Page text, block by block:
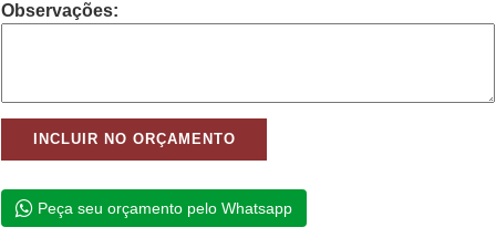
Observações:
Peça seu orçamento pelo Whatsapp